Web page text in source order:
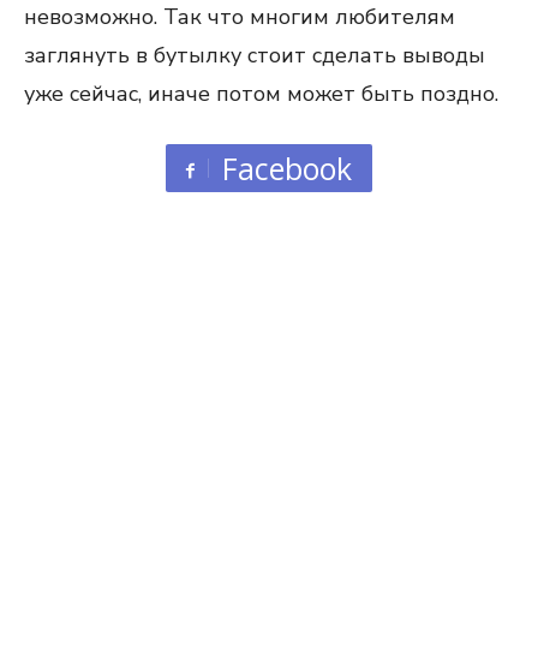
невозможно. Так что многим любителям
заглянуть в бутылку стоит сделать выводы
уже сейчас, иначе потом может быть поздно.
Facebook